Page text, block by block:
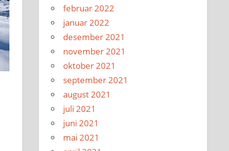
februar 2022
januar 2022
desember 2021
november 2021
oktober 2021
september 2021
august 2021
juli 2021
juni 2021
mai 2021